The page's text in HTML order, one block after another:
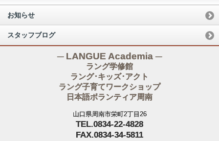
お知らせ
スタッフブログ
─ LANGUE Academia ─
ラング学修館
ラング･キッズ･アクト
ラング子育てワークショップ
日本語ボランティア周南
山口県周南市栄町2丁目26
TEL.0834-22-4828
FAX.0834-34-5811